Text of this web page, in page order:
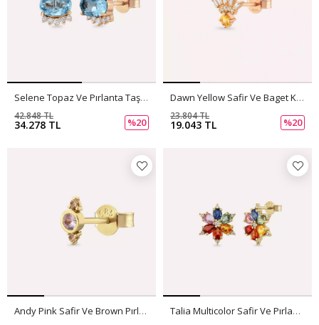
Selene Topaz Ve Pırlanta Taşlı Rose Altın Küpe
34.278 TL
42.848 TL
%20
Dawn Yellow Safir Ve Baget Kesim Pırlanta Taşlı Rose Altın Tek Küpe
19.043 TL
23.804 TL
%20
Andy Pink Safir Ve Brown Pırlanta Taşlı Sarı Altın Tek Küpe Talia Multicolor Safir Ve Pırlanta Taşlı Sarı Altın Küpe